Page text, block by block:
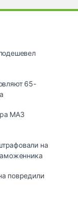
65-
МАЗ
на
повредили